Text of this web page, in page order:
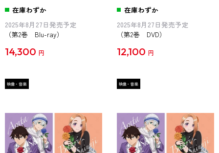
在庫わずか
2025年8月27日発売予定
（第2巻 Blu-ray）
14,300 円
在庫わずか
2025年8月27日発売予定
（第2巻 DVD）
12,100 円